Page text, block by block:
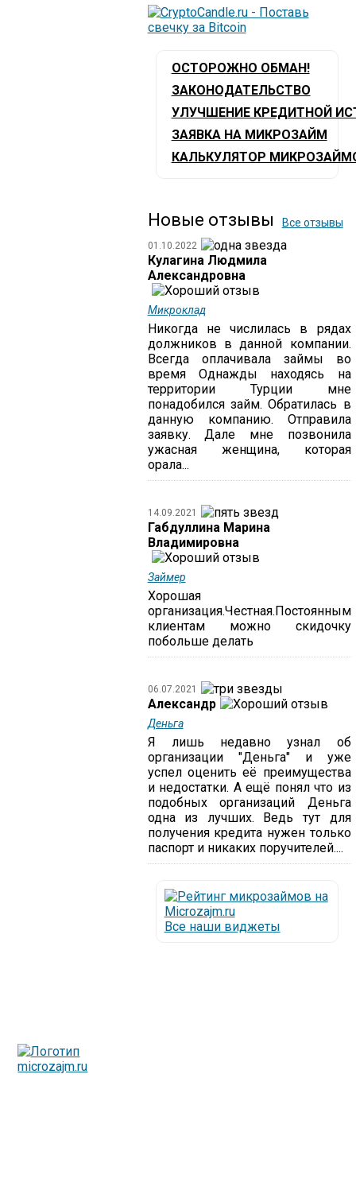
ОСТОРОЖНО ОБМАН!
ЗАКОНОДАТЕЛЬСТВО
УЛУЧШЕНИЕ КРЕДИТНОЙ
ЗАЯВКА НА МИКРОЗАЙМ
КАЛЬКУЛЯТОР
Новые отзывы Все отзывы
01.10.2022
Кулагина Людмила
Александровна
Микроклад
Никогда не числилась в рядах
должников в данной компании.
Всегда оплачивала займы во
время Однажды находясь на
территории Турции мне
понадобился займ. Обратилась в
данную компанию. Отправила
заявку. Дале мне позвонила
ужасная женщина, которая
орала...
14.09.2021
Габдуллина Марина
Владимировна
Займер
Хорошая
организация.Честная.Постоянным
клиентам можно скидочку
побольше делать
06.07.2021
Александр
Деньга
Я лишь недавно узнал об
организации "Деньга" и уже
успел оценить её преимущества
и недостатки. А ещё понял что из
подобных организаций Деньга
одна из лучших. Ведь тут для
получения кредита нужен только
паспорт и никаких поручителей....
Все наши виджеты